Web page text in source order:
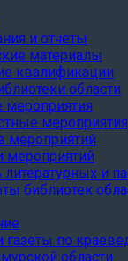
и отчеты
материалы
квалификации
области
мероприятия
мероприятия
мероприятий
мероприятий
и
библиотек
по
области